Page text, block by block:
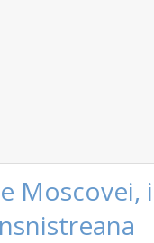
Moscovei,